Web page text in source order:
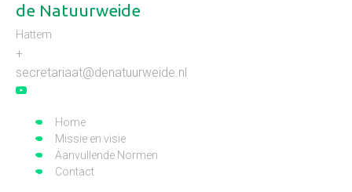
de Natuurweide
Hattem
+
secretariaat@denatuurweide.nl
Home
Missie en visie
Aanvullende Normen
Contact